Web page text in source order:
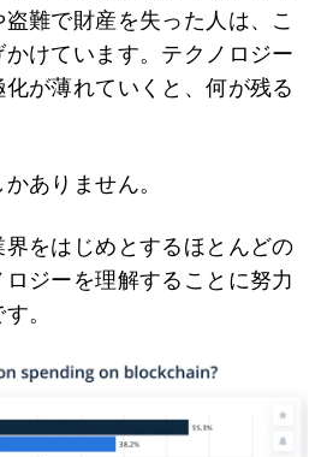
難で財産を失った人は、こ
けています。テクノロジー
が薄れていくと、何が残る
ありません。
をはじめとするほとんどの
ジーを理解することに努力
。